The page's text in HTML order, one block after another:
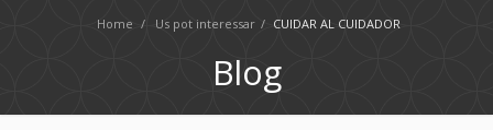
Home / Us pot interessar / CUIDAR AL CUIDADOR
Blog